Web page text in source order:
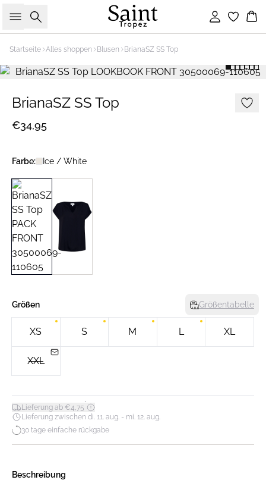
Suche Einloggen
Startseite Alles shoppen Blusen BrianaSZ SS Top
BrianaSZ SS Top
€34,95
Farbe: Ice / White
Größen Größentabelle
XS S M L XL
XXL
Lieferung ab €4,75*
Lieferung zwischen di. 11. aug. - mi. 12. aug.
30 tage einfache rückgabe
Beschreibung